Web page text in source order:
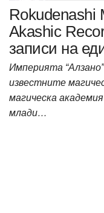
Rokudenashi
Akashic
записи на
Империята
известните
магическа
млади…